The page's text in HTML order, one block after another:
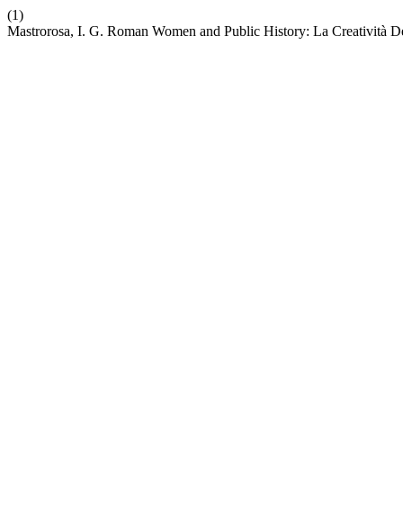
(1)
Mastrorosa, I. G. Roman Women and Public History: La Creatività